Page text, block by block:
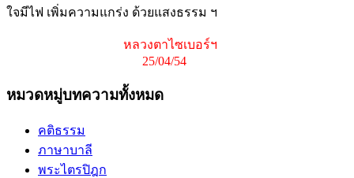
ใจมีไฟ เพิ่มความแกร่ง ด้วยแสงธรรม ฯ
หลวงตาไซเบอร์ฯ
25/04/54
หมวดหมู่บทความทั้งหมด
คติธรรม
ภาษาบาลี
พระไตรปิฎก